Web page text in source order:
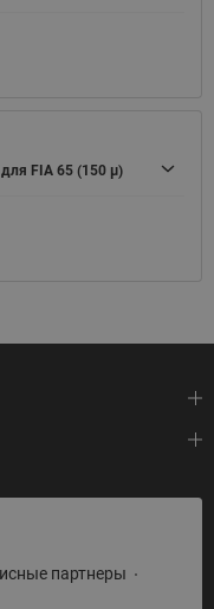
FIA 65 (150 μ)
партнеры